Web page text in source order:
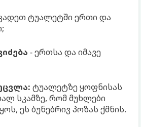
ტუალეტში ერთი და
- ერთსა და იმავე
ტუალეტზე ყოფნისას
სკამზე, რომ მუხლები
ეს ბუნებრივ პოზას ქმნის.